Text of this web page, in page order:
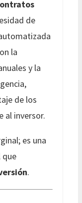
de
la
y la
de los
al inversor.
es una
que
.